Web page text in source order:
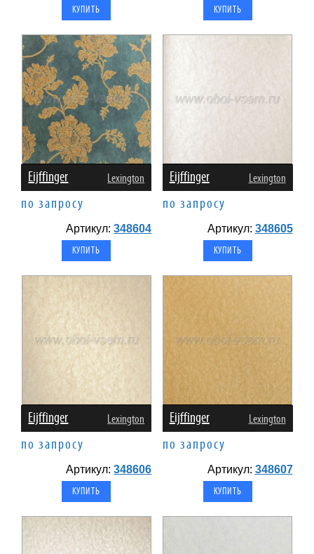
Eijffinger Lexington
по запросу
Артикул:348604
Eijffinger Lexington
по запросу
Артикул: 348605
Eijffinger Lexington
по запросу
Артикул:348606
Eijffinger Lexington
по запросу
Артикул: 348607